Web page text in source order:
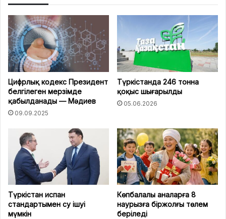
Цифрлық кодекс Президент
белгілеген мерзімде
қабылданады — Мәдиев
09.09.2025
Түркістанда 246 тонна
қоқыс шығарылды
05.06.2026
Түркістан испан
стандартымен су ішуі
мүмкін
Көпбалалы аналарға 8
наурызға біржолғы төлем
беріледі